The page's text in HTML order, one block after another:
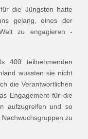
die Jüngsten hatte
gelang, eines der
zu engagieren -
400 teilnehmenden
wussten sie nicht
die Verantwortlichen
Engagement für die
aufzugreifen und so
zu